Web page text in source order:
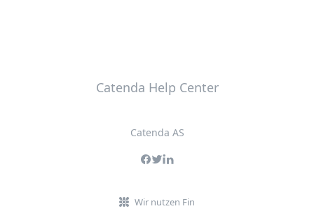
Catenda Help Center
Catenda AS
Wir nutzen Fin